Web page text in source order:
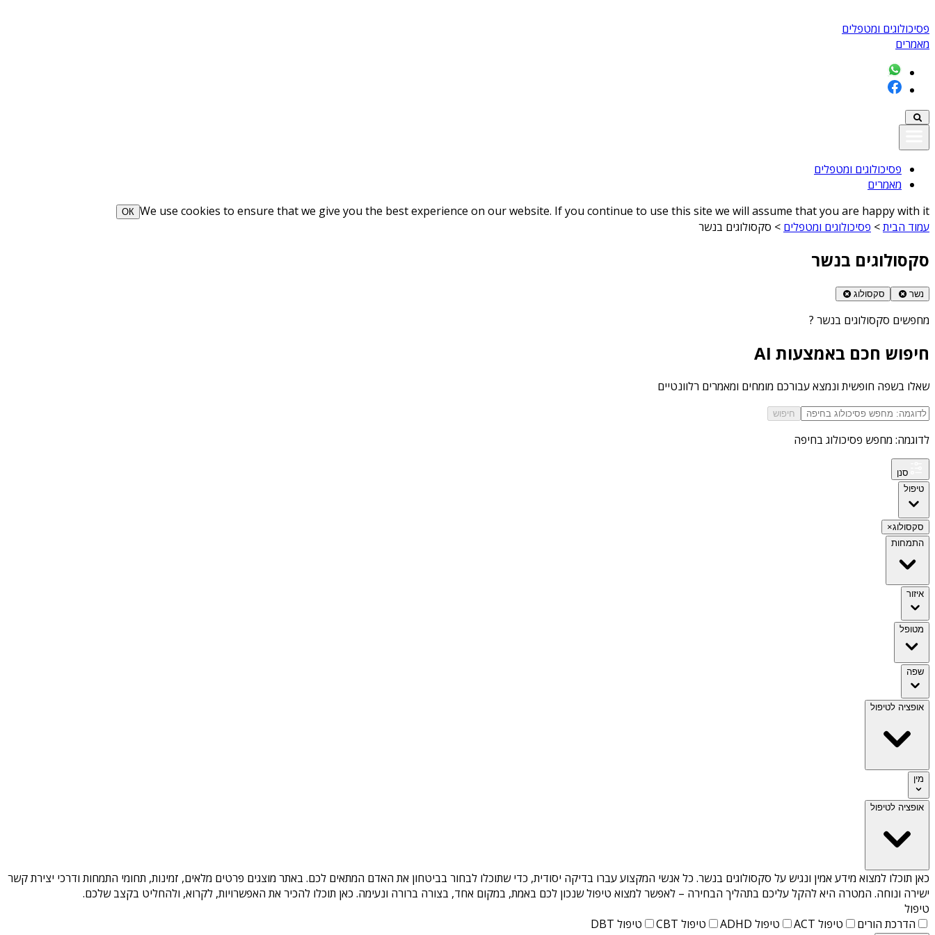
פסיכולוגים ומטפלים
מאמרים
פסיכולוגים ומטפלים
מאמרים
We use cookies to ensure that we give you the best experience on our website. If you continue to use this site we will assume that you are happy with it
ОК
עמוד הבית> פסיכולוגים ומטפלים > סקסולוגים בנשר
סקסולוגים בנשר
נשר סקסולוג
מחפשים סקסולוגים בנשר ?
חיפוש חכם באמצעות AI
שאלו בשפה חופשית ונמצא עבורכם מומחים ומאמרים רלוונטיים
חיפוש
לדוגמה: מחפש פסיכולוג בחיפה
סנן
טיפול
סקסולוג×
התמחות
איזור
מטופל
שפה
אופציה לטיפול
מין
אופציה לטיפול
כאן תוכלו למצוא מידע אמין ונגיש על סקסולוגים בנשר. כל אנשי המקצוע עברו בדיקה יסודית, כדי שתוכלו לבחור בביטחון את האדם המתאים לכם. באתר מוצגים פרטים מלאים, זמינות, תחומי התמחות ודרכי יצירת קשר
ישירה ונוחה. המטרה היא להקל עליכם בתהליך הבחירה – לאפשר למצוא טיפול שנכון לכם באמת, במקום אחד, בצורה ברורה ונעימה. כאן תוכלו להכיר את האפשרויות, לקרוא, ולהחליט בקצב שלכם.
טיפול
הדרכת הורים
טיפול ACT טיפול ADHD טיפול CBT טיפול DBT